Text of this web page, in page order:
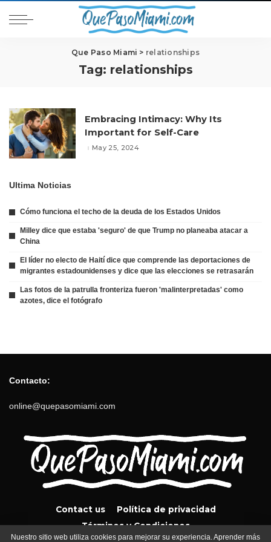
Que Paso Miami > relationships
Tag: relationships
Embracing Intimacy: Why Its
Important for Self-Care
May 25, 2024
Ultima Noticias
Cómo funciona el techo de la deuda de los Estados Unidos
Milley dice que estaba 'seguro' de que Trump no planeaba atacar a
China
El líder no electo de Haití dice que comprende las deportaciones de
migrantes estadounidenses y dice que las elecciones se retrasarán
Las fotos de la patrulla fronteriza fueron 'malinterpretadas' como
azotes, dice el fotógrafo
Contacto:
online@quepasomiami.com
Contact us
Política de privacidad
Términos y Condiciones
Nuestro sitio web utiliza cookies para mejorar su experiencia. Aprender más